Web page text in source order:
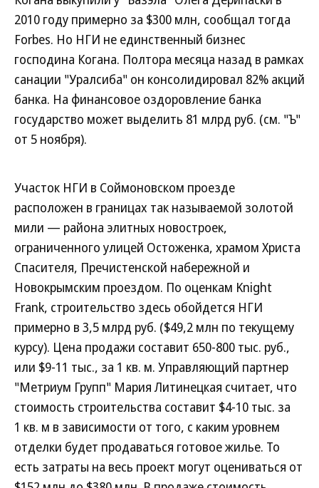
2010 году примерно за $300 млн, сообщал тогда
Forbes. Но НГИ не единственный бизнес
господина Когана. Полтора месяца назад в рамках
санации "Уралсиба" он консолидировал 82% акций
банка. На финансовое оздоровление банка
государство может выделить 81 млрд руб. (см. "Ъ"
от 5 ноября).
Участок НГИ в Соймоновском проезде
расположен в границах так называемой золотой
мили — района элитных новостроек,
ограниченного улицей Остоженка, храмом Христа
Спасителя, Пречистенской набережной и
Новокрымским проездом. По оценкам Knight
Frank, строительство здесь обойдется НГИ
примерно в 3,5 млрд руб. ($49,2 млн по текущему
курсу). Цена продажи составит 650-800 тыс. руб.,
или $9-11 тыс., за 1 кв. м. Управляющий партнер
"Метриум Групп" Мария Литинецкая считает, что
стоимость строительства составит $4-10 тыс. за
1 кв. м в зависимости от того, с каким уровнем
отделки будет продаваться готовое жилье. То
есть затраты на весь проект могут оцениваться от